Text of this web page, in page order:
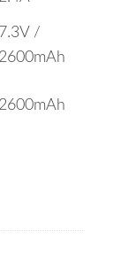
7.3V /
2600mAh
2600mAh